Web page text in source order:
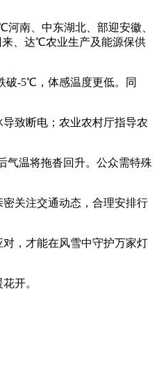
南、中东湖北、部迎安徽、
、达℃农业生产及能源保供
破-5℃，体感温度更低。同
致断电；农业农村厅指导农
气温将拖沓回升。公众需特殊
关注交通动态，合理安排行
，才能在风雪中守护万家灯
开。